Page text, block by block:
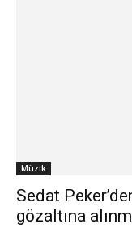
Müzik
Sedat
gözaltına